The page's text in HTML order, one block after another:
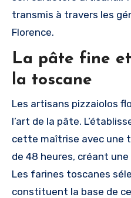
transmis à travers les
Florence.
La pâte fine
la toscane
Les artisans pizzaiolos
l’art de la pâte.
cette maîtrise avec une
de 48 heures, créant
Les farines toscanes
constituent la base de